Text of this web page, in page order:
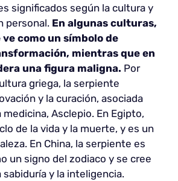
significados según la cultura y
personal. En algunas culturas,
como un símbolo de
mientras que en
una figura maligna. Por
griega, la serpiente
y la curación, asociada
Asclepio. En Egipto,
de la vida y la muerte, y es un
En China, la serpiente es
un signo del zodiaco y se cree
sabiduría y la inteligencia.